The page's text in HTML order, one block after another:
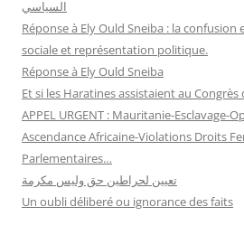
السياسي
Réponse à Ely Ould Sneiba : la
sociale et représentation politique.
Réponse à Ely Ould Sneiba
Et si les Haratines assistaient au Congrès
APPEL URGENT : Mauritanie-Esclavage-
Ascendance Africaine-Violations Droits
Parlementaires…
تعيين لحراطين حق وليس مكرمة
Un oubli déliberé ou ignorance des faits